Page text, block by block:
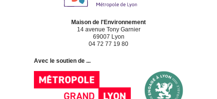
Maison de l'Environnement
14 avenue Tony Garnier
69007 Lyon
04 72 77 19 80
Avec le soutien de ...